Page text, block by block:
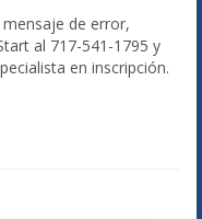
de error,
al 717-541-1795 y
en inscripción.